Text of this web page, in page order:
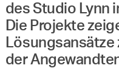
des Studio Lynn
Die Projekte
Lösungsansätze
der